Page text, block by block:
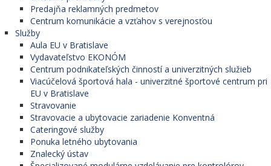
Predajňa reklamných predmetov
Centrum komunikácie a vzťahov s verejnosťou
Služby
Aula EU v Bratislave
Vydavateľstvo EKONÓM
Centrum podnikateľských činností a univerzitných služieb
Viacúčelová športová hala - univerzitné športové centrum pri
EU v Bratislave
Stravovanie
Stravovacie a ubytovacie zariadenie Konventná
Cateringové služby
Ponuka letného ubytovania
Znalecký ústav